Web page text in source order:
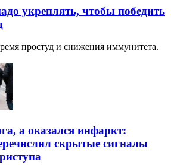
укреплять, чтобы победить
простуд и снижения иммунитета.
а оказался инфаркт:
скрытые сигналы